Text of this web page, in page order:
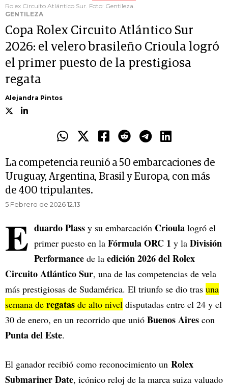
Rolex Circuito Atlántico Sur. Foto: Gentileza.
GENTILEZA
Copa Rolex Circuito Atlántico Sur
2026: el velero brasileño Crioula logró
el primer puesto de la prestigiosa
regata
Alejandra Pintos
La competencia reunió a 50 embarcaciones de
Uruguay, Argentina, Brasil y Europa, con más
de 400 tripulantes.
5 Febrero de 2026 12.13
E duardo Plass y su embarcación Crioula logró el
primer puesto en la Fórmula ORC 1 y la División
Performance de la edición 2026 del Rolex
Circuito Atlántico Sur, una de las competencias de vela
más prestigiosas de Sudamérica. El triunfo se dio tras una
semana de regatas de alto nivel disputadas entre el 24 y el
30 de enero, en un recorrido que unió Buenos Aires con
Punta del Este.
El ganador recibió como reconocimiento un Rolex
Submariner Date, icónico reloj de la marca suiza valuado